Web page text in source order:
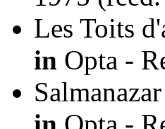
Les Toits
in Opta -
Salmanazar